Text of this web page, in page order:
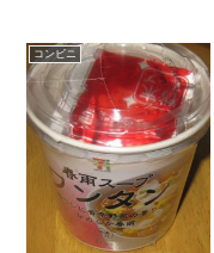
コンビニ